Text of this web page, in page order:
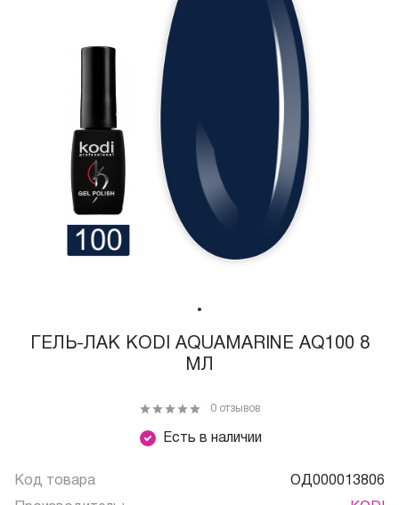
ГЕЛЬ-ЛАК KODI AQUAMARINE AQ100 8
МЛ
Есть в наличии
0 отзывов
Код товара ОД000013806